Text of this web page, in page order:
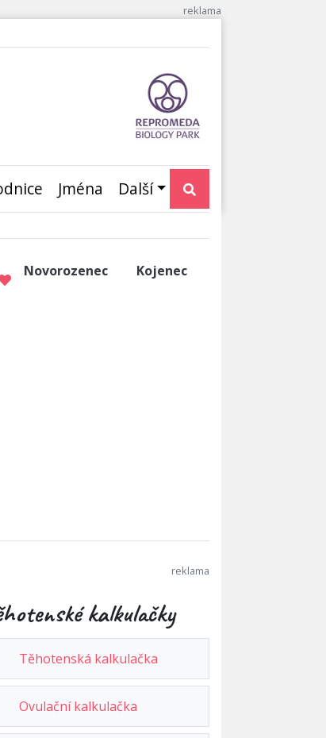
Jména Další
Novorozenec Kojenec
kalkulačky
Těhotenská kalkulačka
Ovulační kalkulačka